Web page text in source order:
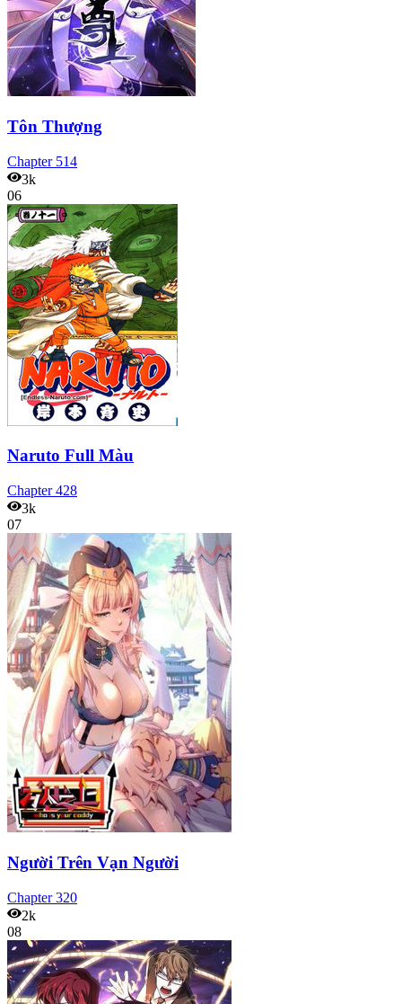
Tôn Thượng
Chapter 514
3k
06
Naruto Full Màu
Chapter428
3k
07
Người Trên Vạn Người
Chapter320
2k
08